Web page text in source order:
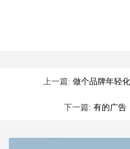
上一篇: 做个品牌年轻
下一篇: 有的广告